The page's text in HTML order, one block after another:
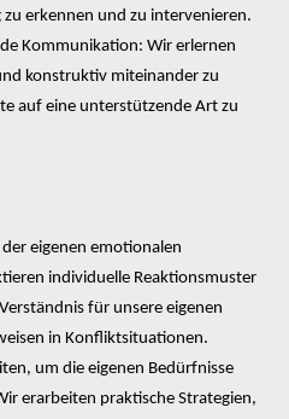
erkennen und zu intervenieren.
Kommunikation: Wir erlernen
konstruktiv miteinander zu
auf eine unterstützende Art zu
eigenen emotionalen
individuelle Reaktionsmuster
für unsere eigenen
in Konfliktsituationen.
um die eigenen Bedürfnisse
erarbeiten praktische Strategien,